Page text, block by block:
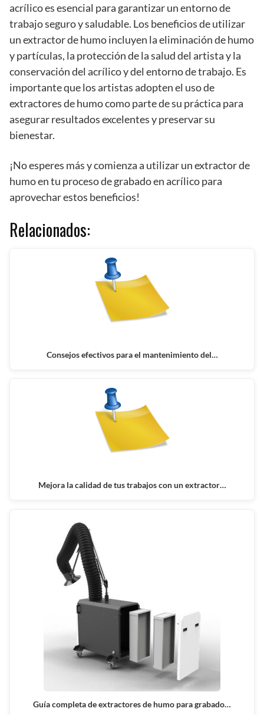
acrílico es esencial para garantizar un entorno de
trabajo seguro y saludable. Los beneficios de utilizar
un extractor de humo incluyen la eliminación de humo
y partículas, la protección de la salud del artista y la
conservación del acrílico y del entorno de trabajo. Es
importante que los artistas adopten el uso de
extractores de humo como parte de su práctica para
asegurar resultados excelentes y preservar su
bienestar.
¡No esperes más y comienza a utilizar un extractor de
humo en tu proceso de grabado en acrílico para
aprovechar estos beneficios!
Relacionados:
Consejos efectivos para el mantenimiento del…
Mejora la calidad de tus trabajos con un extractor…
Guía completa de extractores de humo para grabado…